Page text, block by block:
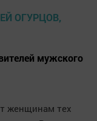
мужского
женщинам тех